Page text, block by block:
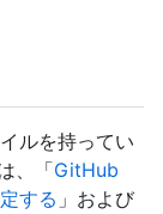
ルを持ってい
、「GitHub
する 」および